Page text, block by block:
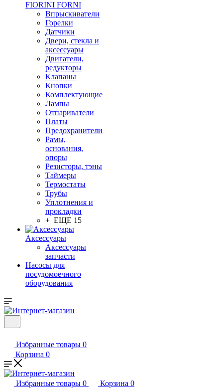
FIORINI FORNI
Впрыскиватели
Горелки
Датчики
Двери, стекла и
аксессуары
Двигатели,
редукторы
Клапаны
Кнопки
Комплектующие
Лампы
Отпариватели
Платы
Предохранители
Рамы,
основания,
опоры
Резисторы, тэны
Таймеры
Термостаты
Трубы
Уплотнения и
прокладки
+ ЕЩЕ 15
Аксессуары
Аксессуары
запчасти
Насосы для
посудомоечного
оборудования
Избранные товары 0
Корзина 0
Избранные товары 0 Корзина 0